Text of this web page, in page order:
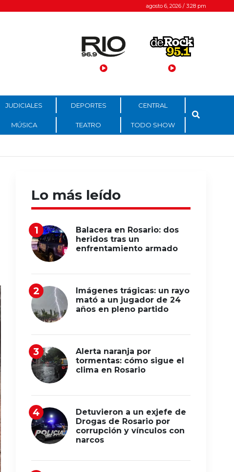
agosto 6, 2026 / 3:28 pm
JUDICIALES DEPORTES CENTRAL
MÚSICA TEATRO TODO SHOW
Lo más leído
Balacera en Rosario: dos
heridos tras un
enfrentamiento armado
Imágenes trágicas: un rayo
mató a un jugador de 24
años en pleno partido
Alerta naranja por
tormentas: cómo sigue el
clima en Rosario
Detuvieron a un exjefe de
Drogas de Rosario por
corrupción y vínculos con
narcos